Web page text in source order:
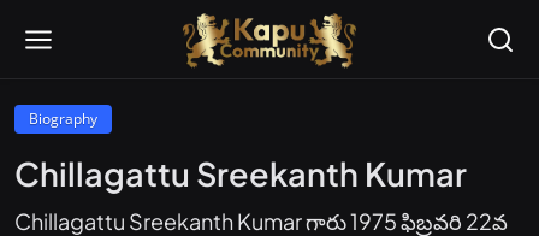
Biography
Chillagattu Sreekanth Kumar
Chillagattu Sreekanth Kumar గారు 1975 ఫిబ్రవరి 22వ